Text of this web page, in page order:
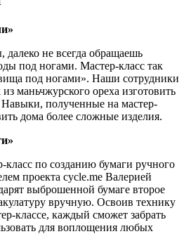
не всегда обращаешь
под ногами. Мастер-класс так
под ногами». Наши сотрудники
маньчжурского ореха изготовить
полученные на мастер-
дома более сложные изделия.
класс по созданию бумаги ручного
проекта cycle.me Валерией
выброшенной бумаге второе
вручную. Освоив технику
классе, каждый сможет забрать
для воплощения любых